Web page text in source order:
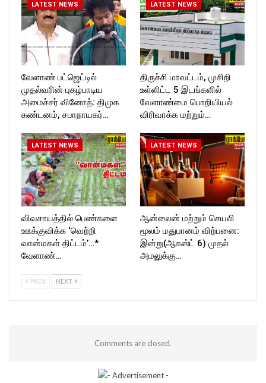
LATEST NEWS
வேளாண் பட்ஜெட்டில்
முதல்வரின் புகழ்பாடிய
அமைச்சர் வினோத்: திமுக
கண்டனம், சபாநாயகர்…
LATEST NEWS
திருச்சி மாவட்டம், முசிறி
உள்ளிட்ட 5 இடங்களில்
வேளாண்மை பொறியியல்
விரிவாக்க மற்றும்…
LATEST NEWS
விவசாயத்தில் பெண்களை
ஊக்குவிக்க ‘வெற்றி
வான்மகள் திட்டம்’…*
வேளாண்…
LATEST NEWS
ஆன்லைன் மற்றும் செயலி
மூலம் மதுபானம் விற்பனை:
இன்று(ஆகஸ்ட் 6) முதல்
அமலுக்கு…
PREV NEXT
Comments are closed.